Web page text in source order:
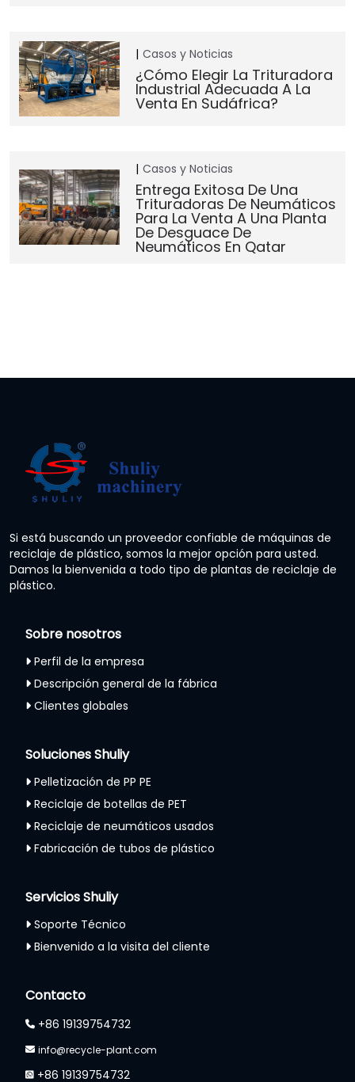
Casos y Noticias
¿Cómo Elegir La Trituradora
Industrial Adecuada A La
Venta En Sudáfrica?
Casos y Noticias
Entrega Exitosa De Una
Trituradoras De Neumáticos
Para La Venta A Una Planta
De Desguace De
Neumáticos En Qatar
Si está buscando un proveedor confiable de máquinas de
reciclaje de plástico, somos la mejor opción para usted.
Damos la bienvenida a todo tipo de plantas de reciclaje de
plástico.
Sobre nosotros
Perfil de la empresa
Descripción general de la fábrica
Clientes globales
Soluciones Shuliy
Pelletización de PP PE
Reciclaje de botellas de PET
Reciclaje de neumáticos usados
Fabricación de tubos de plástico
Servicios Shuliy
Soporte Técnico
Bienvenido a la visita del cliente
Contacto
+86 19139754732
info@recycle-plant.com
+86 19139754732